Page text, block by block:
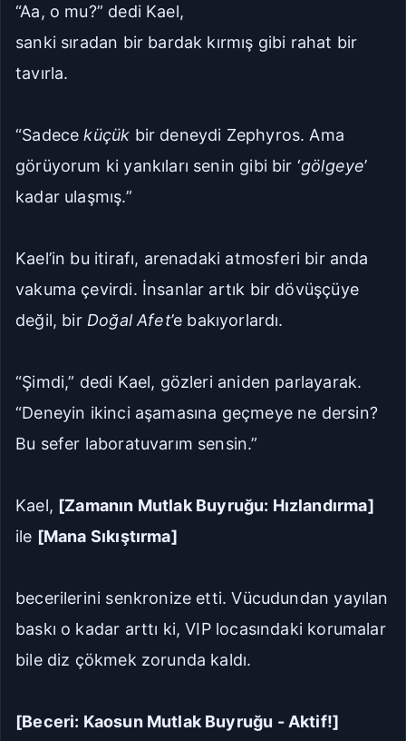
“Aa, o mu?” dedi Kael,
sanki sıradan bir bardak kırmış gibi rahat bir
tavırla.
“Sadeceküçük bir deneydi Zephyros. Ama
görüyorum ki yankıları senin gibi bir ‘gölgeye’
kadar ulaşmış.”
Kael’in bu itirafı, arenadaki atmosferi bir anda
vakuma çevirdi. İnsanlar artık bir dövüşçüye
değil, bir Doğal Afet’e bakıyorlardı.
“Şimdi,” dedi Kael, gözleri aniden parlayarak.
“Deneyin ikinci aşamasına geçmeye ne dersin?
Bu sefer laboratuvarım sensin.”
Kael, [Zamanın Mutlak Buyruğu: Hızlandırma]
ile [Mana Sıkıştırma]
becerilerini senkronize etti. Vücudundan yayılan
baskı o kadar arttı ki, VIP locasındaki korumalar
bile diz çökmek zorunda kaldı.
[Beceri: Kaosun Mutlak Buyruğu - Aktif!]